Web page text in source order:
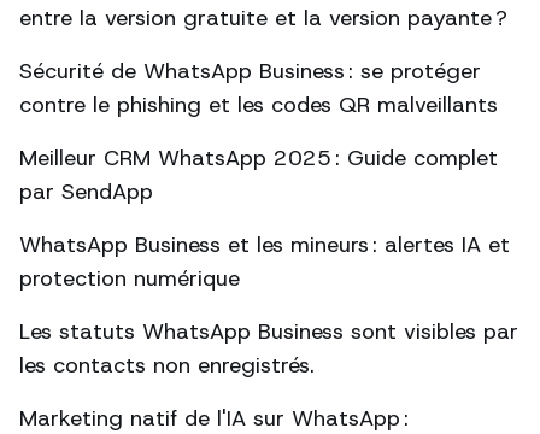
entre la version gratuite et la version payante ?
Sécurité de WhatsApp Business : se protéger
contre le phishing et les codes QR malveillants
Meilleur CRM WhatsApp 2025 : Guide complet
par SendApp
WhatsApp Business et les mineurs : alertes IA et
protection numérique
Les statuts WhatsApp Business sont visibles par
les contacts non enregistrés.
Marketing natif de l'IA sur WhatsApp :